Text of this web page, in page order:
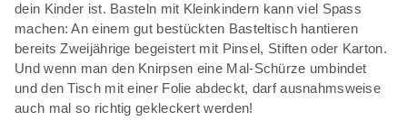
dein Kinder ist. Basteln mit Kleinkindern kann viel Spass
machen: An einem gut bestückten Basteltisch hantieren
bereits Zweijährige begeistert mit Pinsel, Stiften oder Karton.
Und wenn man den Knirpsen eine Mal-Schürze umbindet
und den Tisch mit einer Folie abdeckt, darf ausnahmsweise
auch mal so richtig gekleckert werden!